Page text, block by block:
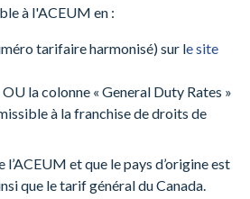
à l'ACEUM en :
tarifaire harmonisé) sur le site
la colonne « General Duty Rates »
à la franchise de droits de
l’ACEUM et que le pays d’origine est
que le tarif général du Canada.